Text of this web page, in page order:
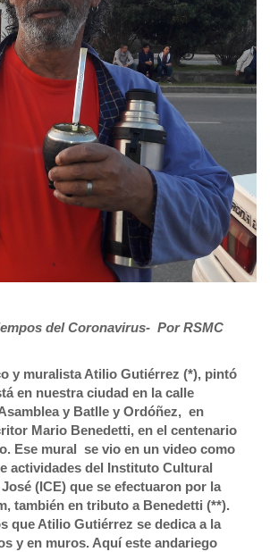
del Coronavirus- Por RSMC
y muralista Atilio Gutiérrez (*), pintó
en nuestra ciudad en la calle
y Batlle y Ordóñez, en
Mario Benedetti, en el centenario
Ese mural se vio en un video como
actividades del Instituto Cultural
(ICE) que se efectuaron por la
también en tributo a Benedetti (**).
que Atilio Gutiérrez se dedica a la
y en muros. Aquí este andariego